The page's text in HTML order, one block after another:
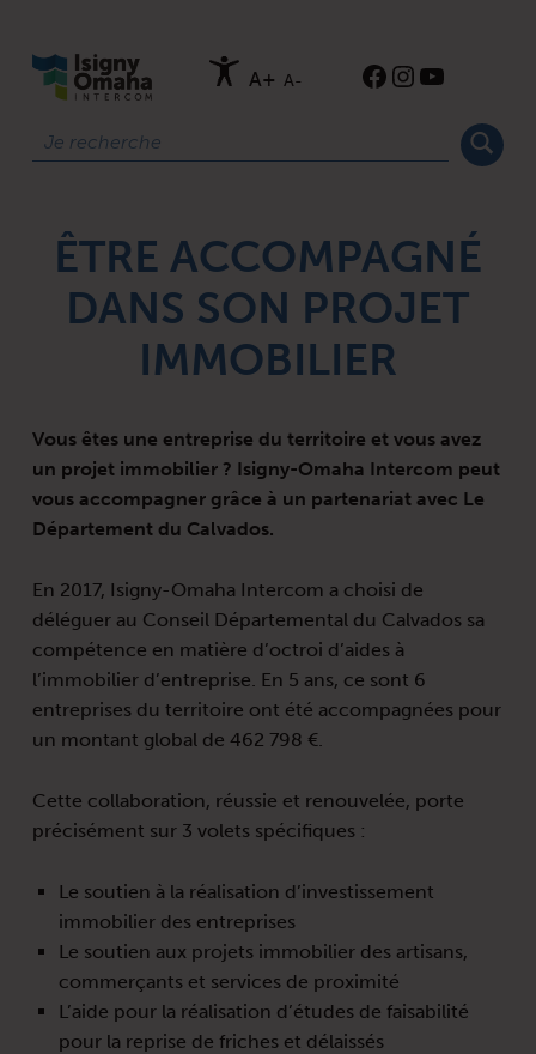
A+ A- Ouverture de Facebook
Instagram
YouTube
ÊTRE ACCOMPAGNÉ
DANS SON PROJET
IMMOBILIER
Vous êtes une entreprise du territoire et vous avez
un projet immobilier ? Isigny-Omaha Intercom peut
vous accompagner grâce à un partenariat avec Le
Département du Calvados.
En 2017, Isigny-Omaha Intercom a choisi de
déléguer au Conseil Départemental du Calvados sa
compétence en matière d’octroi d’aides à
l’immobilier d’entreprise. En 5 ans, ce sont 6
entreprises du territoire ont été accompagnées pour
un montant global de 462 798 €.
Cette collaboration, réussie et renouvelée, porte
précisément sur 3 volets spécifiques :
Le soutien à la réalisation d’investissement
immobilier des entreprises
Le soutien aux projets immobilier des artisans,
commerçants et services de proximité
L’aide pour la réalisation d’études de faisabilité
pour la reprise de friches et délaissés